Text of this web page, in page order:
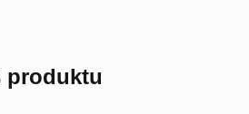
produktu